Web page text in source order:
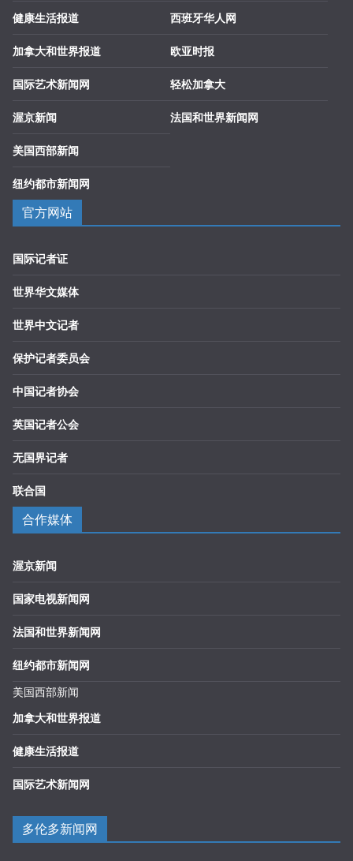
健康生活报道
加拿大和世界报道
国际艺术新闻网
渥京新闻
美国西部新闻
纽约都市新闻网
西班牙华人网
欧亚时报
轻松加拿大
法国和世界新闻网
官方网站
国际记者证
世界华文媒体
世界中文记者
保护记者委员会
中国记者协会
英国记者公会
无国界记者
联合国
合作媒体
渥京新闻
国家电视新闻网
法国和世界新闻网
纽约都市新闻网
美国西部新闻
加拿大和世界报道
健康生活报道
国际艺术新闻网
多伦多新闻网